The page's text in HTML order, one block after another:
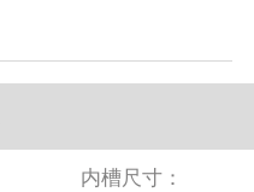
内槽尺寸：